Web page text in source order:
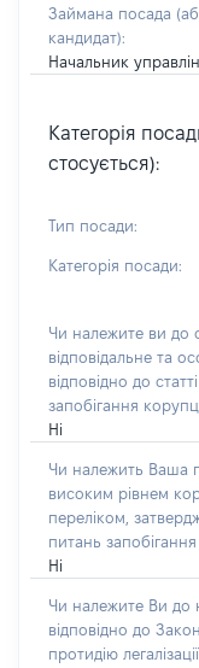
Займана посада
кандидат):
Начальник
Категорія
стосується):
Тип посади:
Категорія посади:
Чи належите ви до
відповідальне та
відповідно до
запобігання
Ні
Чи належить Ваша
високим рівнем
переліком,
питань запобігання
Ні
Чи належите Ви до
відповідно до
протидію